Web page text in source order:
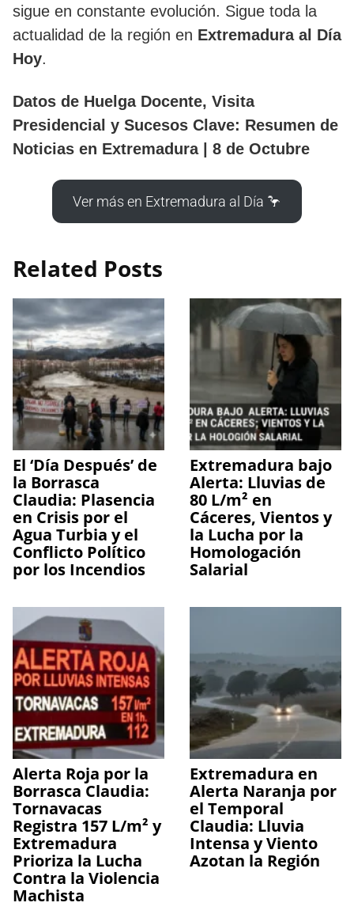
sigue en constante evolución. Sigue toda la
actualidad de la región en Extremadura al Día
Hoy.
Datos de Huelga Docente, Visita
Presidencial y Sucesos Clave: Resumen de
Noticias en Extremadura | 8 de Octubre
Ver más en Extremadura al Día 🦩
Related Posts
El ‘Día Después’ de
la Borrasca
Claudia: Plasencia
en Crisis por el
Agua Turbia y el
Conflicto Político
por los Incendios
Extremadura bajo
Alerta: Lluvias de
80 L/m² en
Cáceres, Vientos y
la Lucha por la
Homologación
Salarial
Alerta Roja por la
Borrasca Claudia:
Tornavacas
Registra 157 L/m² y
Extremadura
Prioriza la Lucha
Contra la Violencia
Machista
Extremadura en
Alerta Naranja por
el Temporal
Claudia: Lluvia
Intensa y Viento
Azotan la Región